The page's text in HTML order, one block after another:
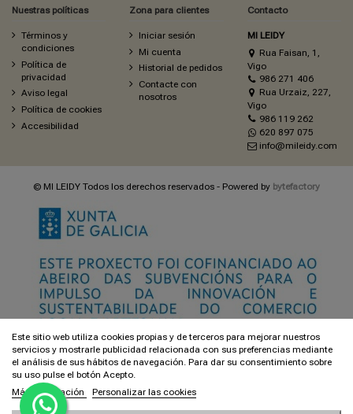
Nuestras políticas
Términos y
condiciones
Política de
privacidad
Aviso legal
Política de cookies
Accesibilidad
Zona para clientes
Iniciar sesión
Mi cuenta
Historial de pedidos
Contacte con
nosotros
Contacto
MI LEIDY
Rua Faisan, 1,
Vigo
986 271 406
Rua Urzaiz, 227,
Vigo
986 119 262
620 897 075
info@mileidy.com
Este sitio web utiliza cookies propias y de terceros para mejorar nuestros
servicios y mostrarle publicidad relacionada con sus preferencias mediante
el análisis de sus hábitos de navegación. Para dar su consentimiento sobre
su uso pulse el botón Acepto.
Más información
Personalizar las cookies
© MI LEIDY Todos los derechos reservados - Powered by bytefactory